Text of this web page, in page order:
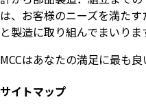
は、お客様のニーズを満た
と製造に取り組んでまいりま
MCCはあなたの満足に最も良
サイトマップ